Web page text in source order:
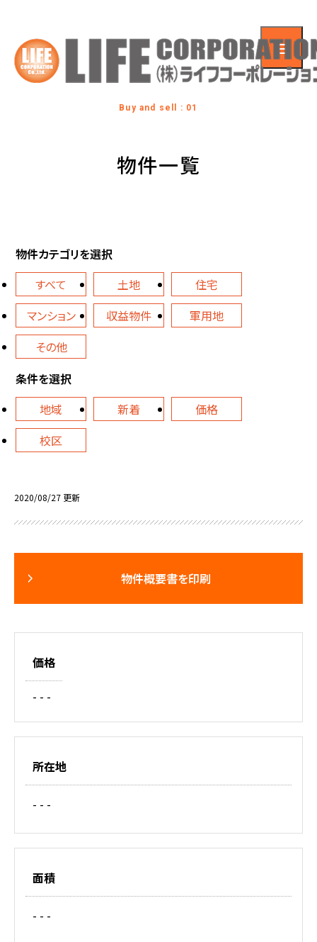
Buy and sell : 01
物件一覧
物件カテゴリを選択
すべて
土地
住宅
マンション
収益物件
軍用地
その他
条件を選択
地域
新着
価格
校区
2020/08/27 更新
物件概要書を印刷
価格
- - -
所在地
- - -
面積
- - -